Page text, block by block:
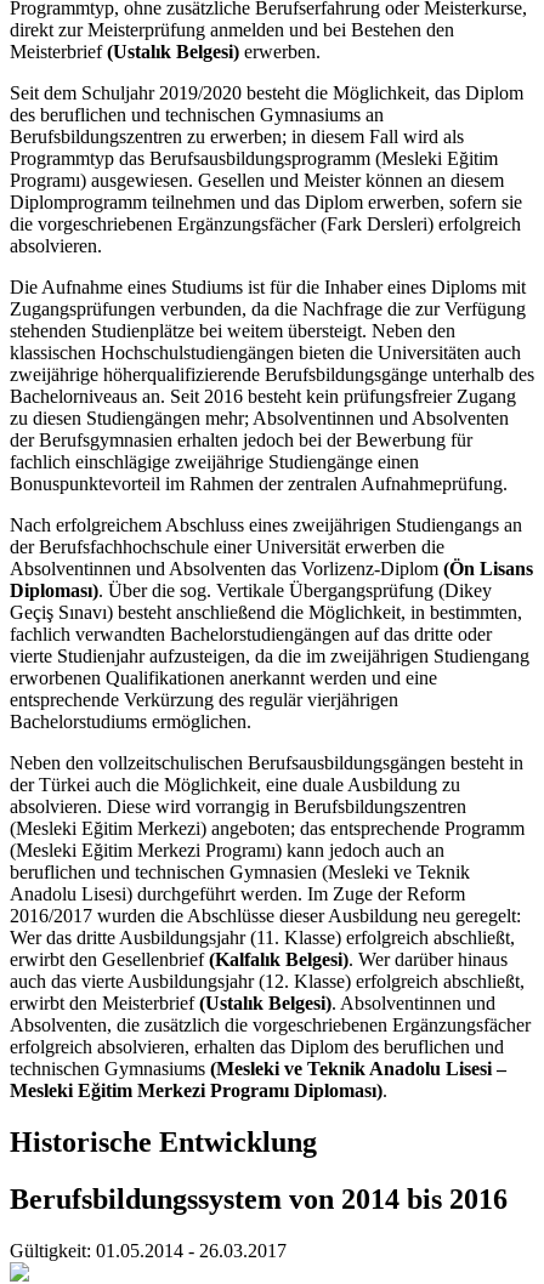
Programmtyp, ohne zusätzliche Berufserfahrung oder Meisterkurse,
direkt zur Meisterprüfung anmelden und bei Bestehen den
Meisterbrief(Ustalık Belgesi) erwerben.
Seit dem Schuljahr 2019/2020 besteht die Möglichkeit, das Diplom
des beruflichen und technischen Gymnasiums an
Berufsbildungszentren zu erwerben; in diesem Fall wird als
Programmtyp das Berufsausbildungsprogramm (Mesleki Eğitim
Programı) ausgewiesen. Gesellen und Meister können an diesem
Diplomprogramm teilnehmen und das Diplom erwerben, sofern sie
die vorgeschriebenen Ergänzungsfächer (Fark Dersleri) erfolgreich
absolvieren.
Die Aufnahme eines Studiums ist für die Inhaber eines Diploms mit
Zugangsprüfungen verbunden, da die Nachfrage die zur Verfügung
stehenden Studienplätze bei weitem übersteigt. Neben den
klassischen Hochschulstudiengängen bieten die Universitäten auch
zweijährige höherqualifizierende Berufsbildungsgänge unterhalb des
Bachelorniveaus an. Seit 2016 besteht kein prüfungsfreier Zugang
zu diesen Studiengängen mehr; Absolventinnen und Absolventen
der Berufsgymnasien erhalten jedoch bei der Bewerbung für
fachlich einschlägige zweijährige Studiengänge einen
Bonuspunktevorteil im Rahmen der zentralen Aufnahmeprüfung.
Nach erfolgreichem Abschluss eines zweijährigen Studiengangs an
der Berufsfachhochschule einer Universität erwerben die
Absolventinnen und Absolventen das Vorlizenz-Diplom (Ön Lisans
Diploması). Über die sog. Vertikale Übergangsprüfung (Dikey
Geçiş Sınavı) besteht anschließend die Möglichkeit, in bestimmten,
fachlich verwandten Bachelorstudiengängen auf das dritte oder
vierte Studienjahr aufzusteigen, da die im zweijährigen Studiengang
erworbenen Qualifikationen anerkannt werden und eine
entsprechende Verkürzung des regulär vierjährigen
Bachelorstudiums ermöglichen.
Neben den vollzeitschulischen Berufsausbildungsgängen besteht in
der Türkei auch die Möglichkeit, eine duale Ausbildung zu
absolvieren. Diese wird vorrangig in Berufsbildungszentren
(Mesleki Eğitim Merkezi) angeboten; das entsprechende Programm
(Mesleki Eğitim Merkezi Programı) kann jedoch auch an
beruflichen und technischen Gymnasien (Mesleki ve Teknik
Anadolu Lisesi) durchgeführt werden. Im Zuge der Reform
2016/2017 wurden die Abschlüsse dieser Ausbildung neu geregelt:
Wer das dritte Ausbildungsjahr (11. Klasse) erfolgreich abschließt,
erwirbt den Gesellenbrief(Kalfalık Belgesi). Wer darüber hinaus
auch das vierte Ausbildungsjahr (12. Klasse) erfolgreich abschließt,
erwirbt den Meisterbrief(Ustalık Belgesi). Absolventinnen und
Absolventen, die zusätzlich die vorgeschriebenen Ergänzungsfächer
erfolgreich absolvieren, erhalten das Diplom des beruflichen und
technischen Gymnasiums (Mesleki ve Teknik Anadolu Lisesi –
Mesleki Eğitim Merkezi Programı Diploması).
Historische Entwicklung
Berufsbildungssystem von 2014 bis 2016
Gültigkeit: 01.05.2014 - 26.03.2017